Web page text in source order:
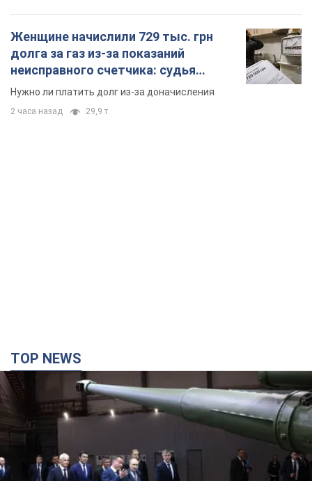
Женщине начислили 729 тыс. грн
долга за газ из-за показаний
неисправного счетчика: судья
вынес неожиданное решение
Нужно ли платить долг из-за доначисления
2 часа назад 29,9 т.
TOP NEWS